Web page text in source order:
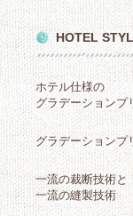
HOTEL
ホテル仕様の
グラデーションプ
グラデーションプ
一流の裁断技術と
一流の縫製技術